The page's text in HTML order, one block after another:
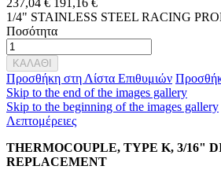
237,04 € 191,16 €
1/4" STAINLESS STEEL RACING
Ποσότητα
ΚΑΛΑΘΙ
Προσθήκη στη Λίστα Επιθυμιών
Skip to the end of the images gallery
Skip to the beginning of the images gallery
Λεπτομέρειες
THERMOCOUPLE, TYPE K, 3/16"
REPLACEMENT